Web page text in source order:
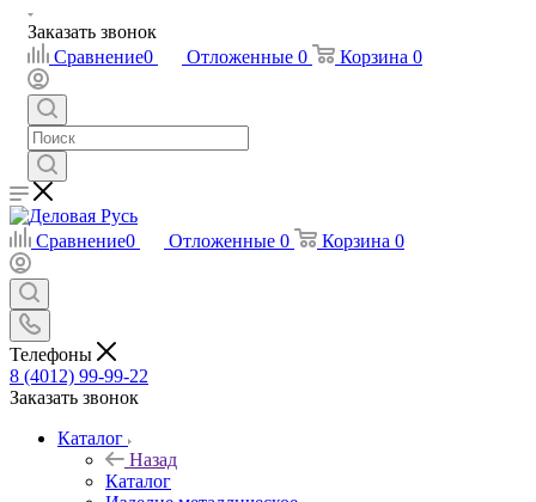
Заказать звонок
Сравнение0 Отложенные 0 Корзина 0
Сравнение0 Отложенные 0 Корзина 0
Телефоны
8 (4012) 99-99-22
Заказать звонок
Каталог
Назад
Каталог